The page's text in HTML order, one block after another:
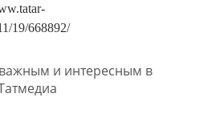
19/668892/
и интересным в